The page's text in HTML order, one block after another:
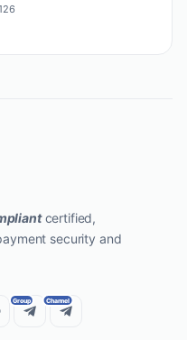
certified,
security and
Group Channel